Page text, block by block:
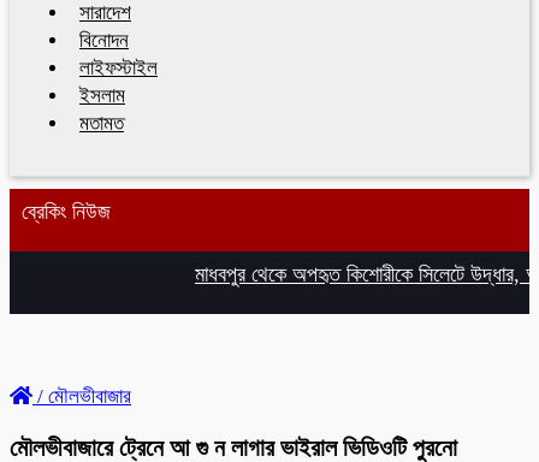
সারাদেশ
বিনোদন
লাইফস্টাইল
ইসলাম
মতামত
ব্রেকিং নিউজ
মাধবপুর থেকে অপহৃত কিশোরীকে সিলেটে উদ্ধার,
/ মৌলভীবাজার
মৌলভীবাজারে ট্রেনে আ গু ন লাগার ভাইরাল ভিডিওটি পুরনো